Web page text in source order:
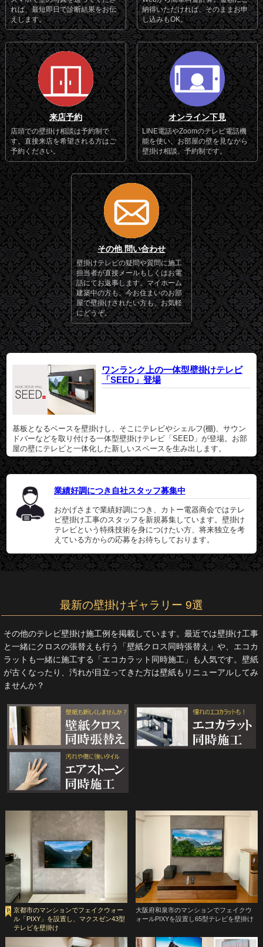
れば、最短即日で診断結果をお伝
えします。
納得いただければ、そのままお申
し込みもOK。
来店予約
店頭での壁掛け相談は予約制で
す。直接来店を希望される方はご
予約ください。
オンライン下見
LINE電話やZoomのテレビ電話機
能を使い、お部屋の壁を見ながら
壁掛け相談。予約制です。
その他 問い合わせ
壁掛けテレビの疑問や質問に施工
担当者が直接メールもしくはお電
話にてお返事します。マイホーム
建築中の方も、今お住まいのお部
屋で壁掛けされたい方も、お気軽
にどうぞ。
ワンランク上の一体型壁掛けテレビ
「SEED」登場
基板となるベースを壁掛けし、そこにテレビやシェルフ(棚)、サウン
ドバーなどを取り付ける一体型壁掛けテレビ「SEED」が登場。お部
屋の壁にテレビと一体化した新しいスペースを生み出します。
業績好調につき自社スタッフ募集中
おかげさまで業績好調につき、カトー電器商会ではテレ
ビ壁掛け工事のスタッフを新規募集しています。壁掛け
テレビという特殊技術を身につけたい方、将来独立を考
えている方からの応募をお待ちしております。
最新の壁掛けギャラリー 9選
その他のテレビ壁掛け施工例を掲載しています。最近では壁掛け工事
と一緒にクロスの張替えも行う「壁紙クロス同時張替え」や、エコカ
ラットも一緒に施工する「エコカラット同時施工」も人気です。壁紙
が古くなったり、汚れが目立ってきた方は壁紙もリニューアルしてみ
ませんか？
京都市のマンションでフェイクウォー
ル「PIXY」を設置し、マクスゼン43型
テレビを壁掛け
大阪府和泉市のマンションでフェイクウ
ォールPIXYを設置し65型テレビを壁掛け